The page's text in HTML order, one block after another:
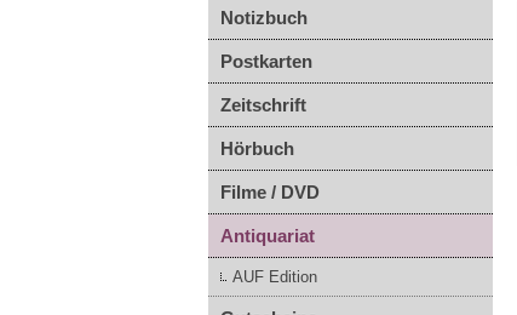
Notizbuch
Postkarten
Zeitschrift
Hörbuch
Filme / DVD
Antiquariat
AUF Edition